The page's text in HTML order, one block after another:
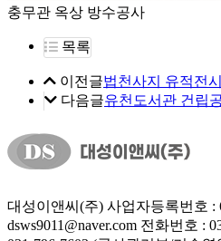
충무관 옥상 방수공사
목록
이전글법천사지 유적전
다음글유천도서관 건립
대성이앤씨(주) 사업자등록번호 :
dsws9011@naver.com 전화번호 :